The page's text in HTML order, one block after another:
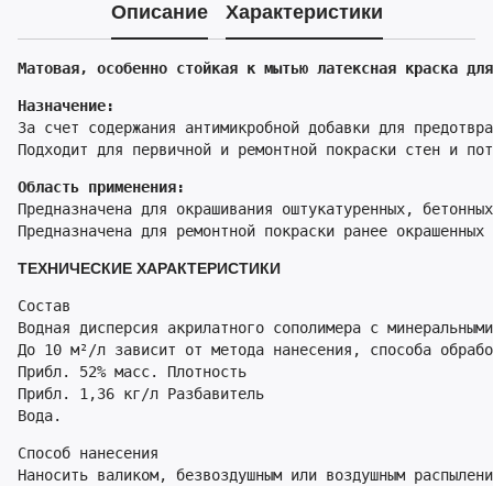
Описание Характеристики
Матовая, особенно стойкая к мытью латексная краска
Назначение:
За счет содержания антимикробной добавки для
Подходит для первичной и ремонтной покраски стен и
Область применения:
Предназначена для окрашивания оштукатуренных,
Предназначена для ремонтной покраски ранее
ТЕХНИЧЕСКИЕ ХАРАКТЕРИСТИКИ
Состав
Водная дисперсия акрилатного сополимера с
До 10 м²/л зависит от метода нанесения, способа
Прибл. 52% масс. Плотность
Прибл. 1,36 кг/л Разбавитель
Вода.
Способ нанесения
Наносить валиком, безвоздушным или воздушным